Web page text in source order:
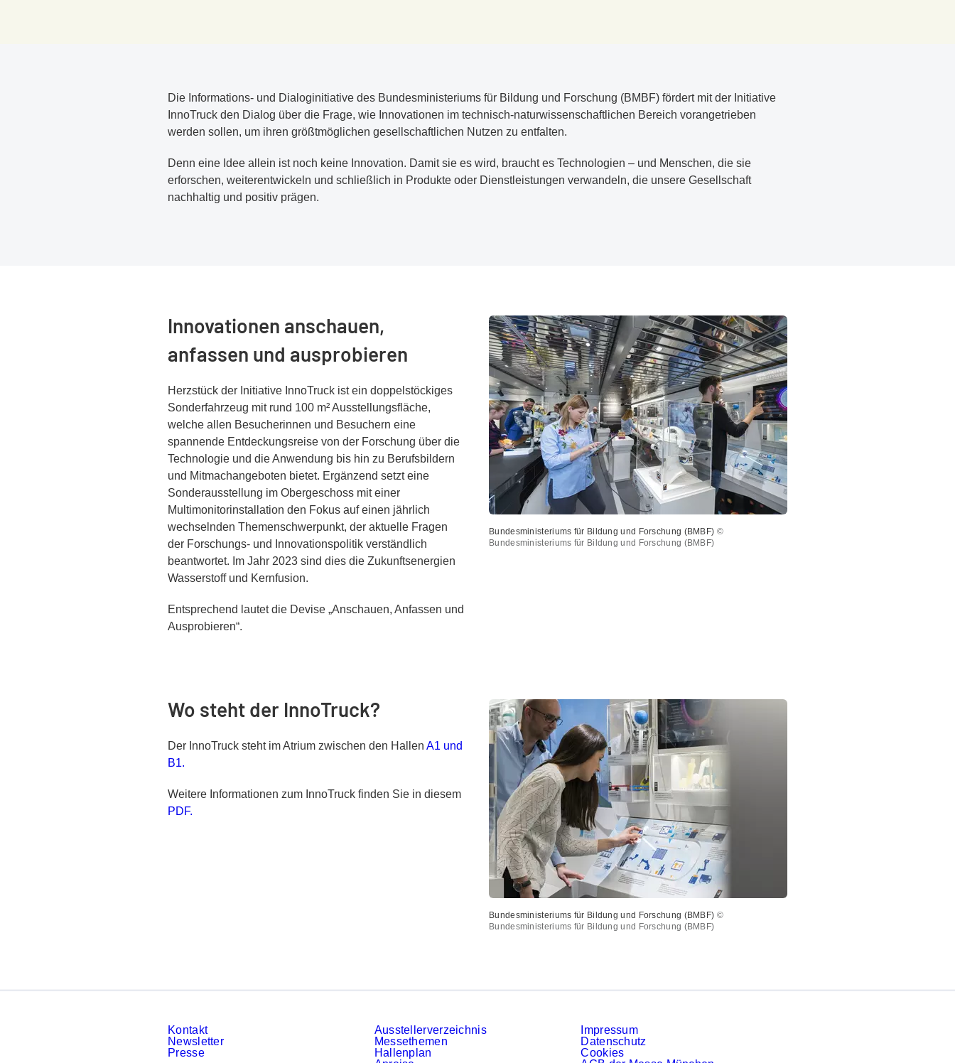
Die Informations- und Dialoginitiative des Bundesministeriums für Bildung und Forschung (BMBF) fördert mit der Initiative
InnoTruck den Dialog über die Frage, wie Innovationen im technisch-naturwissenschaftlichen Bereich vorangetrieben
werden sollen, um ihren größtmöglichen gesellschaftlichen Nutzen zu entfalten.
Denn eine Idee allein ist noch keine Innovation. Damit sie es wird, braucht es Technologien – und Menschen, die sie
erforschen, weiterentwickeln und schließlich in Produkte oder Dienstleistungen verwandeln, die unsere Gesellschaft
nachhaltig und positiv prägen.
Innovationen anschauen,
anfassen und ausprobieren
Herzstück der Initiative InnoTruck ist ein doppelstöckiges
Sonderfahrzeug mit rund 100 m² Ausstellungsfläche,
welche allen Besucherinnen und Besuchern eine
spannende Entdeckungsreise von der Forschung über die
Technologie und die Anwendung bis hin zu Berufsbildern
und Mitmachangeboten bietet. Ergänzend setzt eine
Sonderausstellung im Obergeschoss mit einer
Multimonitorinstallation den Fokus auf einen jährlich
wechselnden Themenschwerpunkt, der aktuelle Fragen
der Forschungs- und Innovationspolitik verständlich
beantwortet. Im Jahr 2023 sind dies die Zukunftsenergien
Wasserstoff und Kernfusion.
Entsprechend lautet die Devise „Anschauen, Anfassen und
Ausprobieren“.
Bundesministeriums für Bildung und Forschung (BMBF) ©
Bundesministeriums für Bildung und Forschung (BMBF)
Wo steht der InnoTruck?
Der InnoTruck steht im Atrium zwischen den Hallen A1 und
B1.
Weitere Informationen zum InnoTruck finden Sie in diesemPDF-Dokument
PDF.
Bundesministeriums für Bildung und Forschung (BMBF) ©
Bundesministeriums für Bildung und Forschung (BMBF)
Kontakt
Newsletter
Presse
Ausstellerverzeichnis
Messethemen
Hallenplan
Impressum
Datenschutz
Cookies